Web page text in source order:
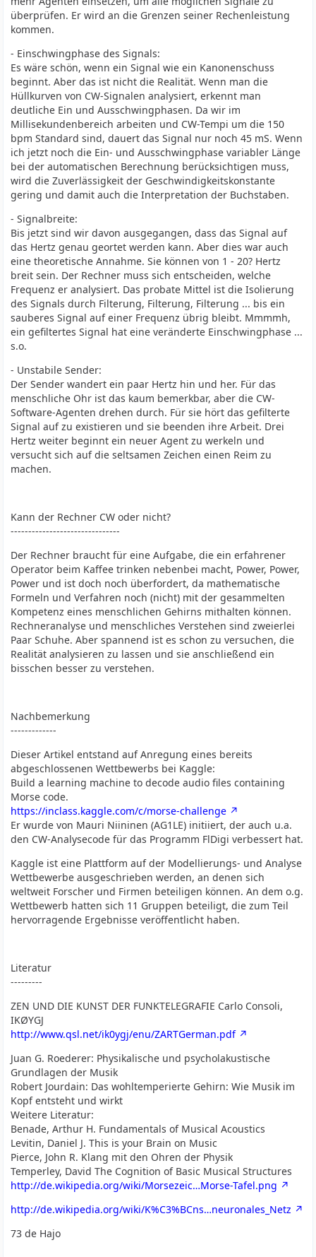
überprüfen. Er wird an die Grenzen seiner Rechenleistung
kommen.
- Einschwingphase des Signals:
Es wäre schön, wenn ein Signal wie ein Kanonenschuss
beginnt. Aber das ist nicht die Realität. Wenn man die
Hüllkurven von CW-Signalen analysiert, erkennt man
deutliche Ein und Ausschwingphasen. Da wir im
Millisekundenbereich arbeiten und CW-Tempi um die 150
bpm Standard sind, dauert das Signal nur noch 45 mS. Wenn
ich jetzt noch die Ein- und Ausschwingphase variabler Länge
bei der automatischen Berechnung berücksichtigen muss,
wird die Zuverlässigkeit der Geschwindigkeitskonstante
gering und damit auch die Interpretation der Buchstaben.
- Signalbreite:
Bis jetzt sind wir davon ausgegangen, dass das Signal auf
das Hertz genau geortet werden kann. Aber dies war auch
eine theoretische Annahme. Sie können von 1 - 20? Hertz
breit sein. Der Rechner muss sich entscheiden, welche
Frequenz er analysiert. Das probate Mittel ist die Isolierung
des Signals durch Filterung, Filterung, Filterung ... bis ein
sauberes Signal auf einer Frequenz übrig bleibt. Mmmmh,
ein gefiltertes Signal hat eine veränderte Einschwingphase ...
s.o.
- Unstabile Sender:
Der Sender wandert ein paar Hertz hin und her. Für das
menschliche Ohr ist das kaum bemerkbar, aber die CW-
Software-Agenten drehen durch. Für sie hört das gefilterte
Signal auf zu existieren und sie beenden ihre Arbeit. Drei
Hertz weiter beginnt ein neuer Agent zu werkeln und
versucht sich auf die seltsamen Zeichen einen Reim zu
machen.
Kann der Rechner CW oder nicht?
-------------------------------
Der Rechner braucht für eine Aufgabe, die ein erfahrener
Operator beim Kaffee trinken nebenbei macht, Power, Power,
Power und ist doch noch überfordert, da mathematische
Formeln und Verfahren noch (nicht) mit der gesammelten
Kompetenz eines menschlichen Gehirns mithalten können.
Rechneranalyse und menschliches Verstehen sind zweierlei
Paar Schuhe. Aber spannend ist es schon zu versuchen, die
Realität analysieren zu lassen und sie anschließend ein
bisschen besser zu verstehen.
Nachbemerkung
-------------
Dieser Artikel entstand auf Anregung eines bereits
abgeschlossenen Wettbewerbs bei Kaggle:
Build a learning machine to decode audio files containing
Morse code.
https://inclass.kaggle.com/c/morse-challenge
Er wurde von Mauri Niininen (AG1LE) initiiert, der auch u.a.
den CW-Analysecode für das Programm FlDigi verbessert hat.
Kaggle ist eine Plattform auf der Modellierungs- und Analyse
Wettbewerbe ausgeschrieben werden, an denen sich
weltweit Forscher und Firmen beteiligen können. An dem o.g.
Wettbewerb hatten sich 11 Gruppen beteiligt, die zum Teil
hervorragende Ergebnisse veröffentlicht haben.
Literatur
---------
ZEN UND DIE KUNST DER FUNKTELEGRAFIE Carlo Consoli,
IKØYGJ
http://www.qsl.net/ik0ygj/enu/ZARTGerman.pdf
Juan G. Roederer: Physikalische und psycholakustische
Grundlagen der Musik
Robert Jourdain: Das wohltemperierte Gehirn: Wie Musik im
Kopf entsteht und wirkt
Weitere Literatur:
Benade, Arthur H. Fundamentals of Musical Acoustics
Levitin, Daniel J. This is your Brain on Music
Pierce, John R. Klang mit den Ohren der Physik
Temperley, David The Cognition of Basic Musical Structures
http://de.wikipedia.org/wiki/Morsezeic…Morse-Tafel.png
http://de.wikipedia.org/wiki/K%C3%BCns…neuronales_Netz
73 de Hajo